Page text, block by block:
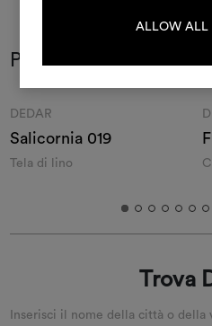
ALLOW ALL
Potrebbe interessarti
DEDAR
Salicornia 019
Tela di lino
Trova
Inserisci il nome della città o